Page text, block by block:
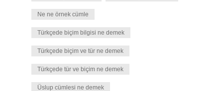
Ne ne örnek cümle
Türkçede biçim bilgisi ne demek
Türkçede biçim ve tür ne demek
Türkçede tür ve biçim ne demek
Üslup cümlesi ne demek